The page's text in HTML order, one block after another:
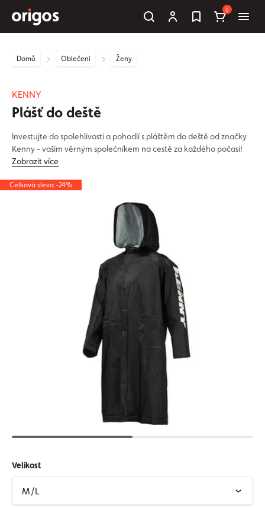
0
Domů Oblečení Ženy
KENNY
Plášť do deště
Investujte do spolehlivosti a pohodlí s pláštěm do deště od značky
Kenny - vaším věrným společníkem na cestě za každého počasí!
Zobrazit více
Celková sleva -24%
Velikost